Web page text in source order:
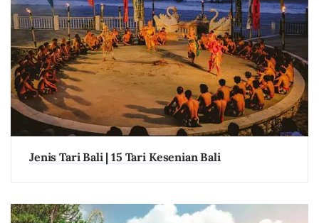
Jenis Tari Bali | 15 Tari Kesenian Bali